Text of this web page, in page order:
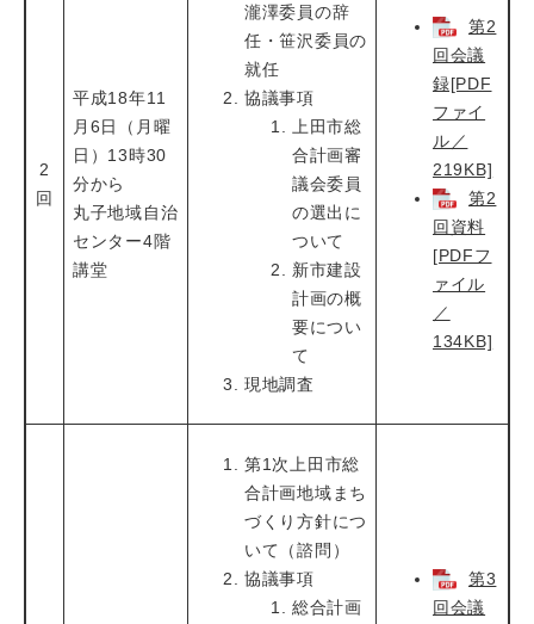
2
回
平成18年11
月6日（月曜
日）13時30
分から
丸子地域自治
センター4階
講堂
瀧澤委員の辞
任・笹沢委員の
就任
協議事項
上田市総
合計画審
議会委員
の選出に
ついて
新市建設
計画の概
要につい
て
現地調査
第2
回会議
録[PDF
ファイ
ル／
219KB]
第2
回資料
[PDFフ
ァイル
／
134KB]
第1次上田市総
合計画地域まち
づくり方針につ
いて（諮問）
協議事項
総合計画
第3
回会議